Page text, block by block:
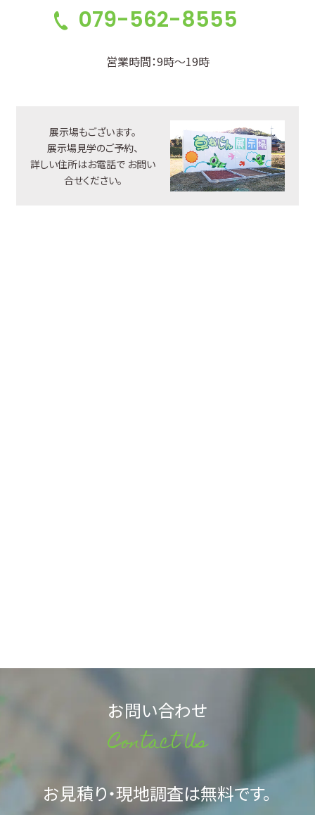
079-562-8555
営業時間：9時～19時
展示場もございます。
展示場見学のご予約、
詳しい住所はお電話で お問い
合せください。
お問い合わせ
Contact Us
お見積り・現地調査は無料です。